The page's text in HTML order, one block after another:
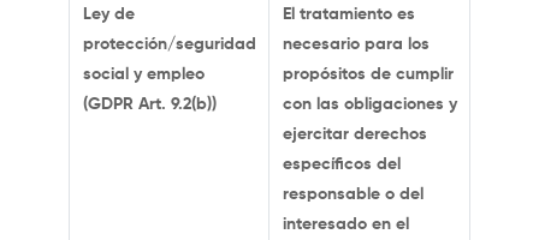
Ley de
protección/seguridad
social y empleo
(GDPR Art. 9.2(b))
El tratamiento es
necesario para los
propósitos de cumplir
con las obligaciones y
ejercitar derechos
específicos del
responsable o del
interesado en el